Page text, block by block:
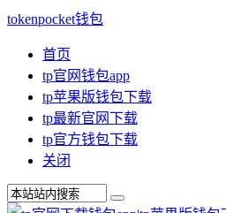
tokenpocket钱包
首页
tp官网钱包app
tp苹果版钱包下载
tp最新官网下载
tp官方钱包下载
关闭